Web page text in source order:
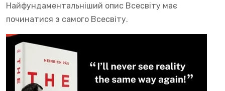
Найфундаментальніший опис Всесвіту має
починатися з самого Всесвіту.